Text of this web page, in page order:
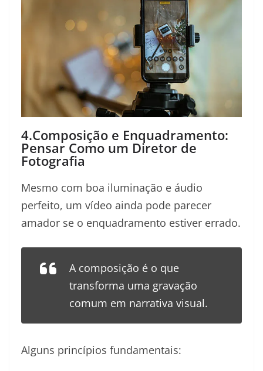
4.Composição e Enquadramento:
Pensar Como um Diretor de
Fotografia
Mesmo com boa iluminação e áudio
perfeito, um vídeo ainda pode parecer
amador se o enquadramento estiver errado.
A composição é o que
transforma uma gravação
comum em narrativa visual.
Alguns princípios fundamentais: